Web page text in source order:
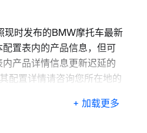
现时发布的BMW摩托车最新
置表内的产品信息，但可
产品详情信息更新迟延的
配置详情请咨询您所在地的
+ 加载更多